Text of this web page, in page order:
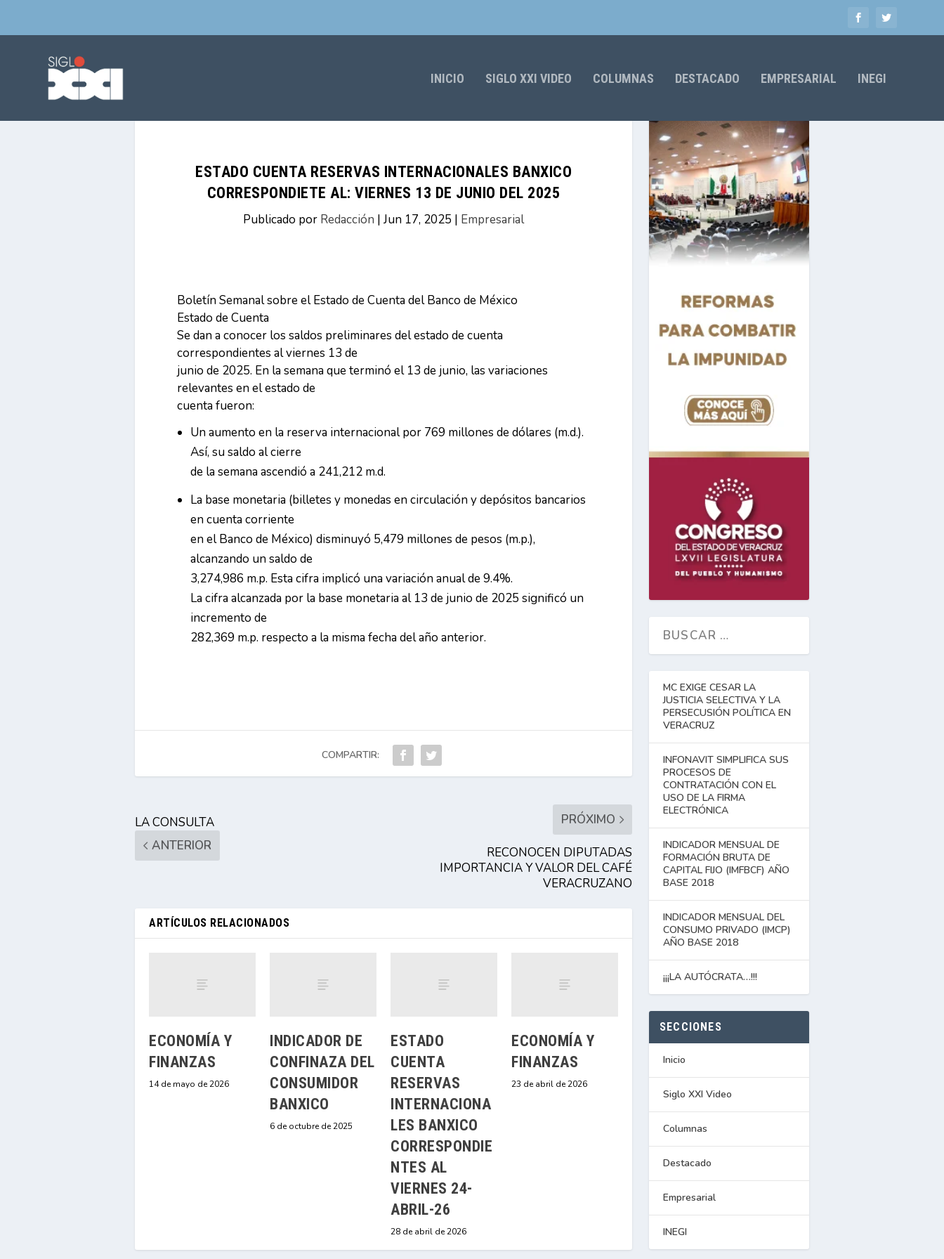
INICIO SIGLO XXI VIDEO COLUMNAS DESTACADO EMPRESARIAL INEGI
ESTADO CUENTA RESERVAS INTERNACIONALES BANXICO
CORRESPONDIETE AL: VIERNES 13 DE JUNIO DEL 2025
Publicado por Redacción | Jun 17, 2025 | Empresarial
Boletín Semanal sobre el Estado de Cuenta del Banco de México
Estado de Cuenta
Se dan a conocer los saldos preliminares del estado de cuenta
correspondientes al viernes 13 de
junio de 2025. En la semana que terminó el 13 de junio, las variaciones
relevantes en el estado de
cuenta fueron:
Un aumento en la reserva internacional por 769 millones de dólares (m.d.).
Así, su saldo al cierre
de la semana ascendió a 241,212 m.d.
La base monetaria (billetes y monedas en circulación y depósitos bancarios
en cuenta corriente
en el Banco de México) disminuyó 5,479 millones de pesos (m.p.),
alcanzando un saldo de
3,274,986 m.p. Esta cifra implicó una variación anual de 9.4%.
La cifra alcanzada por la base monetaria al 13 de junio de 2025 significó un
incremento de
282,369 m.p. respecto a la misma fecha del año anterior.
COMPARTIR:
LA CONSULTA
ANTERIOR
PRÓXIMO
RECONOCEN DIPUTADAS
IMPORTANCIA Y VALOR DEL CAFÉ
VERACRUZANO
ARTÍCULOS RELACIONADOS
ECONOMÍA Y
FINANZAS
14 de mayo de 2026
INDICADOR DE
CONFINAZA DEL
CONSUMIDOR
BANXICO
6 de octubre de 2025
ESTADO
CUENTA
RESERVAS
INTERNACIONA
LES BANXICO
CORRESPONDIE
NTES AL
VIERNES 24-
ABRIL-26
28 de abril de 2026
ECONOMÍA Y
FINANZAS
23 de abril de 2026
MC EXIGE CESAR LA
JUSTICIA SELECTIVA Y LA
PERSECUSIÓN POLÍTICA EN
VERACRUZ
INFONAVIT SIMPLIFICA SUS
PROCESOS DE
CONTRATACIÓN CON EL
USO DE LA FIRMA
ELECTRÓNICA
INDICADOR MENSUAL DE
FORMACIÓN BRUTA DE
CAPITAL FIJO (IMFBCF) AÑO
BASE 2018
INDICADOR MENSUAL DEL
CONSUMO PRIVADO (IMCP)
AÑO BASE 2018
¡¡¡LA AUTÓCRATA…!!!
SECCIONES
Inicio
Siglo XXI Video
Columnas
Destacado
Empresarial
INEGI